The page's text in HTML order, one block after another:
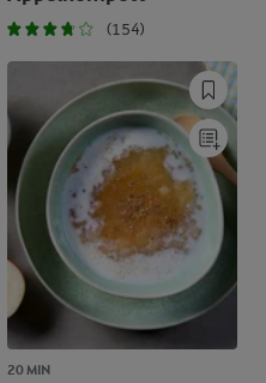
(154)
20 MIN